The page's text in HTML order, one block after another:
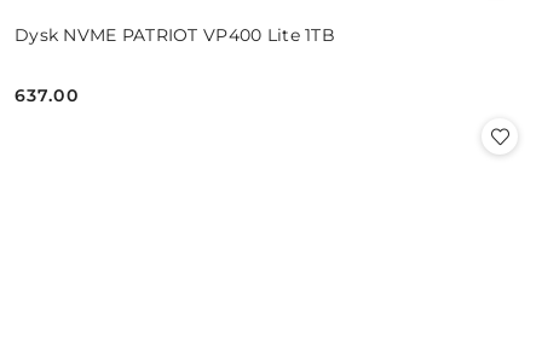
Dysk NVME PATRIOT VP400 Lite 1TB
Cena:
637.00